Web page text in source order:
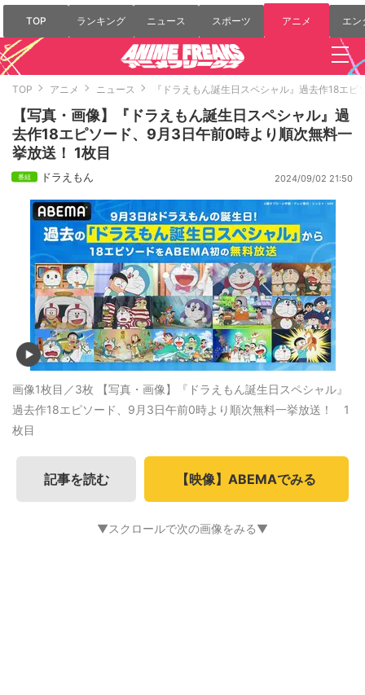
TOP ランキング ニュース スポーツ アニメ エン
TOP アニメ ニュース 『ドラえもん誕生日スペシャル』過去作18エ
【写真・画像】『ドラえもん誕生日スペシャル』過
去作18エピソード、9月3日午前0時より順次無料一
挙放送！ 1枚目
ドラえもん 2024/09/02 21:50
画像1枚目／3枚 【写真・画像】『ドラえもん誕生日スペシャル』
過去作18エピソード、9月3日午前0時より順次無料一挙放送！ 1
枚目
記事を読む 【映像】ABEMAでみる
▼スクロールで次の画像をみる▼